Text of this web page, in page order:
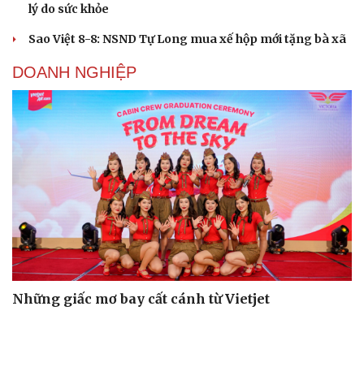
lý do sức khỏe
Sao Việt 8-8: NSND Tự Long mua xế hộp mới tặng bà xã
DOANH NGHIỆP
Những giấc mơ bay cất cánh từ Vietjet